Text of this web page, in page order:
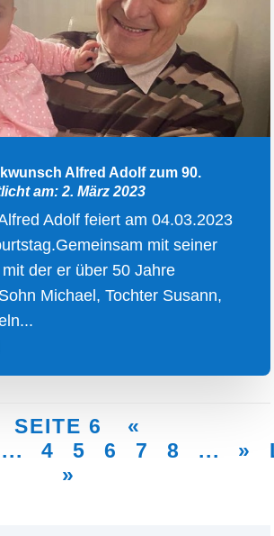
Alfred Adolf zum 90.
am: 2. März 2023
Adolf feiert am 04.03.2023
mit seiner
der er über 50 Jahre
Michael, Tochter Susann,
SEITE 6
«
... 4 5 6 7 8 ... »
»